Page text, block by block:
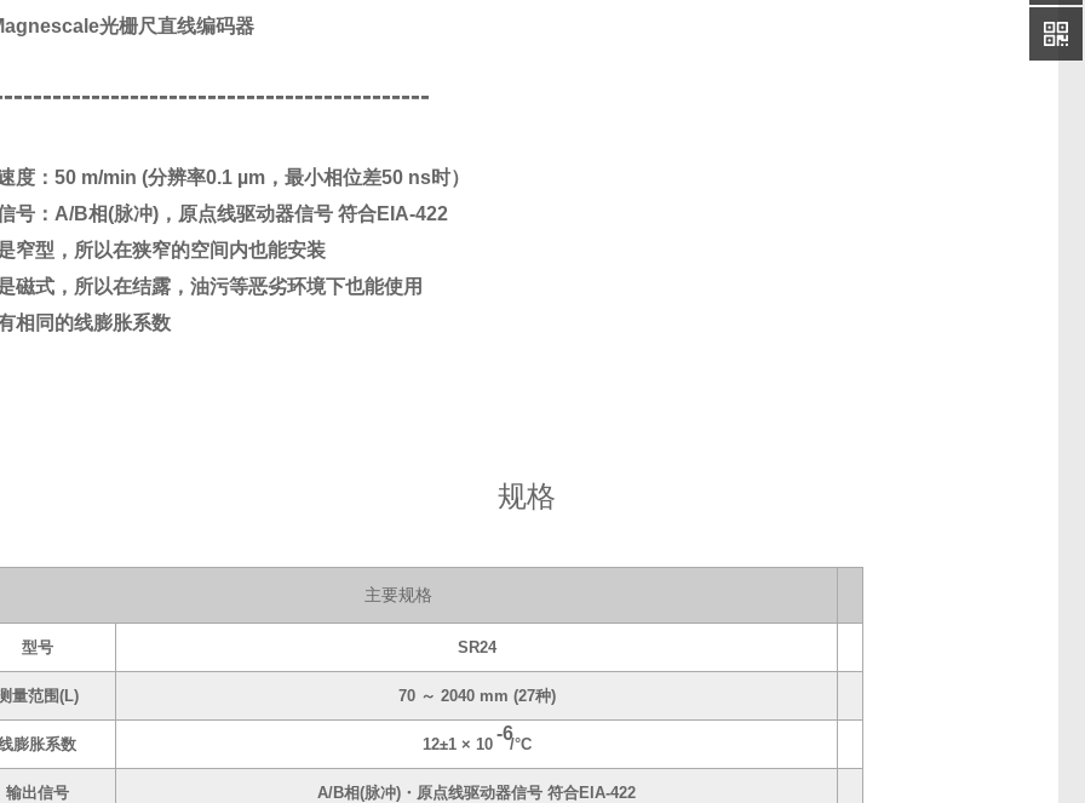
光栅尺直线编码器
度：50 m/min (分辨率0.1 µm，最小相位差50 ns时）
号：A/B相(脉冲)，原点线驱动器信号 符合EIA-422
窄型，所以在狭窄的空间内也能安装
磁式，所以在结露，油污等恶劣环境下也能使用
相同的线膨胀系数
规格
主要规格
型号 SR24
量范围(L) 70 ～ 2040 mm (27种)
膨胀系数 12±1 × 10
-6
/°C
输出信号 A/B相(脉冲)・原点线驱动器信号 符合EIA-422